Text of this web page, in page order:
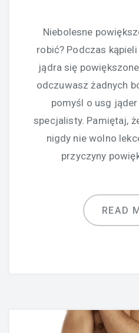
Niebolesne
robić? Podczas
jądra się
odczuwasz żadnych
pomyśl o usg
specjalisty. Pamiętaj,
nigdy nie wolno
przyczyny
READ